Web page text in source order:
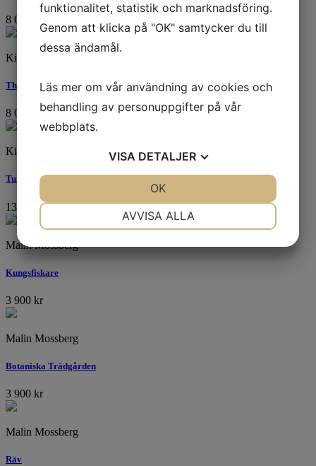
8 000
Kicki Edgren
The Backup.
8 000 kr
Kicki Edgren
Turn Around
13 000 kr
Malin Mossberg
Kungsfiskare
3 900 kr
Malin Mossberg
Botaniska Trädgården
3 900 kr
Malin Mossberg
Räv
funktionalitet, statistik och marknadsföring.
Genom att klicka på "OK" samtycker du till
dessa ändamål.
Läs mer om vår användning av cookies och
behandling av personuppgifter på vår
webbplats.
VISA DETALJER
AVVISA ALLA
OK